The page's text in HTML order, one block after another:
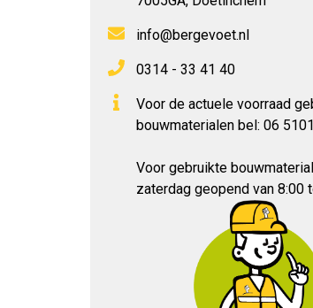
info@bergevoet.nl
0314 - 33 41 40
Voor de actuele voorraad
bouwmaterialen bel: 06
Voor gebruikte
zaterdag geopend van 8:00